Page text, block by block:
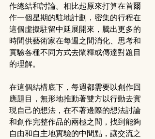
作總結和討論。相比起原來打算在首爾
作一個星期的駐地計劃，密集的行程在
這個虛擬駐留中延展開來，騰出更多的
時間供藝術家在每週之間消化、思考和
實驗各種不同方式去闡釋或傳達對題目
的理解。
在這個結構底下，每週都需要以創作回
應題目，無形地推動著雙方以行動去實
現自己的想法，在不著邊際的想法討論
和創作完整作品的兩極之間，找到能夠
自由和自主地實驗的中間點，讓交流之